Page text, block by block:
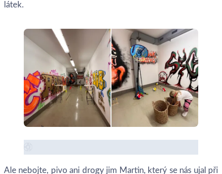
látek.
Ale nebojte, pivo ani drogy jim Martin, který se nás ujal při